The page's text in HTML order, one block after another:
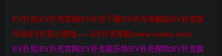
EV扑克|EV扑克官网|EV扑克下载|EV扑克电脑版|EV扑克娱
乐场|EV扑克小游戏——EV扑克导航(www.evpks.com)
EV扑克|EV扑克官网|EV扑克娱乐场|EV扑克保险|EV扑克娱